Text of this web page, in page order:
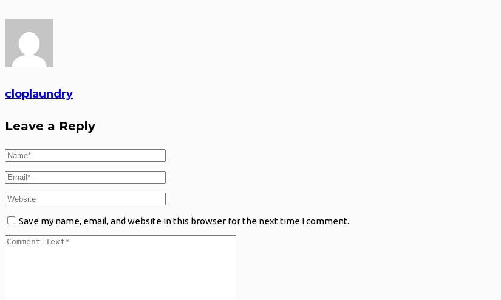
cloplaundry
Leave a Reply
Save my name, email, and website in this browser for the next time I comment.